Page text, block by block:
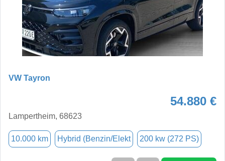
VW Tayron
54.880 €
Lampertheim, 68623
10.000 km Hybrid (Benzin/Elekt 200 kw (272 PS)